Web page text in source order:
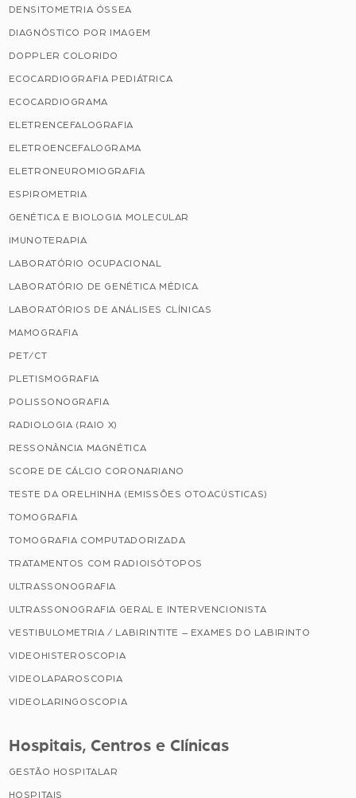
DENSITOMETRIA ÓSSEA
DIAGNÓSTICO POR IMAGEM
DOPPLER COLORIDO
ECOCARDIOGRAFIA PEDIÁTRICA
ECOCARDIOGRAMA
ELETRENCEFALOGRAFIA
ELETROENCEFALOGRAMA
ELETRONEUROMIOGRAFIA
ESPIROMETRIA
GENÉTICA E BIOLOGIA MOLECULAR
IMUNOTERAPIA
LABORATÓRIO OCUPACIONAL
LABORATÓRIO DE GENÉTICA MÉDICA
LABORATÓRIOS DE ANÁLISES CLÍNICAS
MAMOGRAFIA
PET/CT
PLETISMOGRAFIA
POLISSONOGRAFIA
RADIOLOGIA (RAIO X)
RESSONÂNCIA MAGNÉTICA
SCORE DE CÁLCIO CORONARIANO
TESTE DA ORELHINHA (EMISSÕES OTOACÚSTICAS)
TOMOGRAFIA
TOMOGRAFIA COMPUTADORIZADA
TRATAMENTOS COM RADIOISÓTOPOS
ULTRASSONOGRAFIA
ULTRASSONOGRAFIA GERAL E INTERVENCIONISTA
VESTIBULOMETRIA / LABIRINTITE – EXAMES DO LABIRINTO
VIDEOHISTEROSCOPIA
VIDEOLAPAROSCOPIA
VIDEOLARINGOSCOPIA
Hospitais, Centros e Clínicas
GESTÃO HOSPITALAR
HOSPITAIS